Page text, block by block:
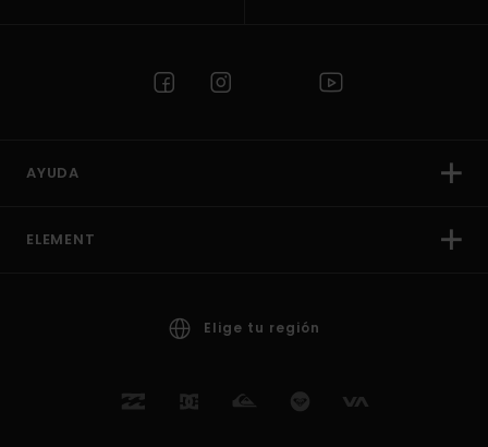
AYUDA
ELEMENT
Elige tu región